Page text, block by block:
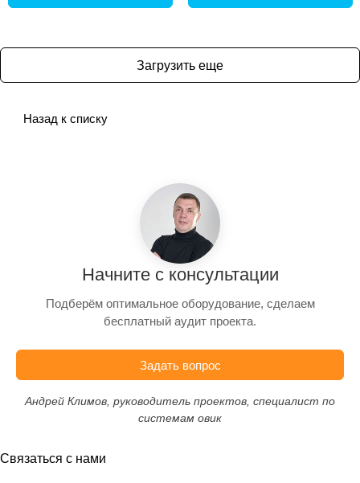
Загрузить еще
Назад к списку
Начните с консультации
Подберём оптимальное оборудование, сделаем
бесплатный аудит проекта.
Задать вопрос
Андрей Климов, руководитель проектов, специалист по
системам овик
Связаться с нами